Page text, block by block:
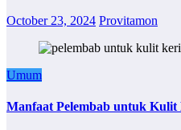
October 23, 2024 Provitamon
Umum
Manfaat Pelembab untuk Kulit